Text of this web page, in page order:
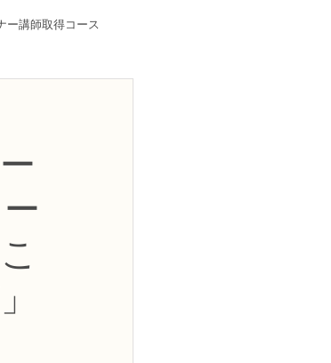
ー講師取得コース
ース